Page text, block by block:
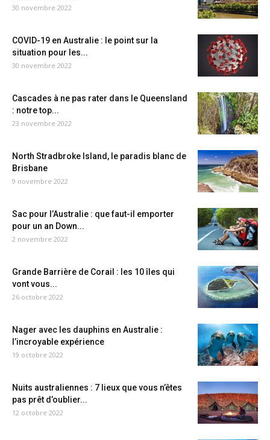
30 novembre 2022
COVID-19 en Australie : le point sur la
situation pour les...
30 novembre 2022
Cascades à ne pas rater dans le Queensland
: notre top...
23 novembre 2022
North Stradbroke Island, le paradis blanc de
Brisbane
9 novembre 2022
Sac pour l’Australie : que faut-il emporter
pour un an Down...
2 novembre 2022
Grande Barrière de Corail : les 10 îles qui
vont vous...
26 octobre 2022
Nager avec les dauphins en Australie :
l’incroyable expérience
19 octobre 2022
Nuits australiennes : 7 lieux que vous n’êtes
pas prêt d’oublier...
12 octobre 2022